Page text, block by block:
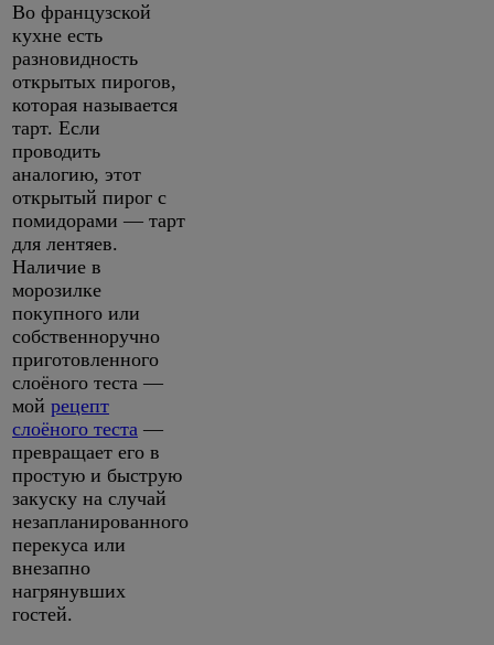
Во французской
кухне есть
разновидность
открытых пирогов,
которая называется
тарт. Если
проводить
аналогию, этот
открытый пирог с
помидорами — тарт
для лентяев.
Наличие в
морозилке
покупного или
собственноручно
приготовленного
слоёного теста —
мой рецепт
слоёного теста —
превращает его в
простую и быструю
закуску на случай
незапланированного
перекуса или
внезапно
нагрянувших
гостей.